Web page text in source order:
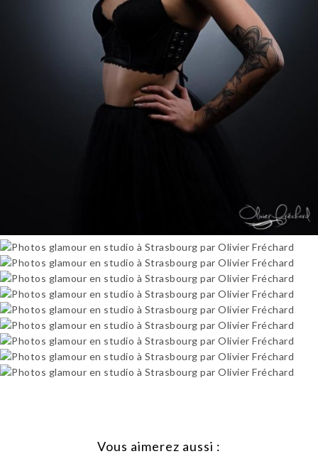
Vous aimerez aussi :